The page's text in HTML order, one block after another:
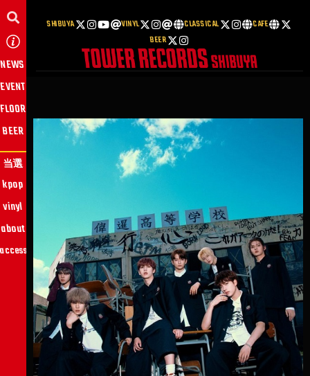
SHIBUYA VINYL CLASSICAL
CAFE
BEER
NEWS
EVENT
当選
FLOOR
BEER
kpop
vinyl
about